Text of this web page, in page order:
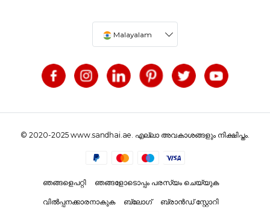
Malayalam
© 2020-2025 www.sandhai.ae. എല്ലാ അവകാശങ്ങളും നിക്ഷിപ്തം.
ഞങ്ങളെപറ്റി ഞങ്ങളോടൊപ്പം പരസ്യം ചെയ്യുക
വിൽപ്പനക്കാരനാകുക ബ്ലോഗ് ബ്രാൻഡ് സ്റ്റോറി